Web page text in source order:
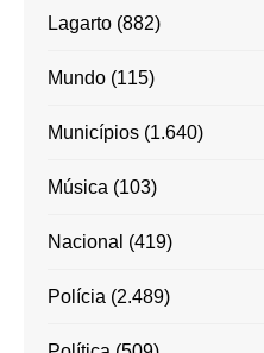
Lagarto (882)
Mundo (115)
Municípios (1.640)
Música (103)
Nacional (419)
Polícia (2.489)